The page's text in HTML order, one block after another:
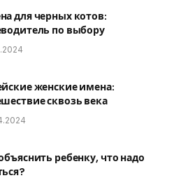
для черных котов:
по выбору
женские имена:
сквозь века
ребенку, что надо